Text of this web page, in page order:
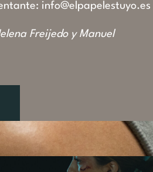
info@elpapelestuyo.es
Freijedo y Manuel